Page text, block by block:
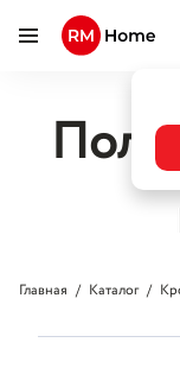
Главная Каталог